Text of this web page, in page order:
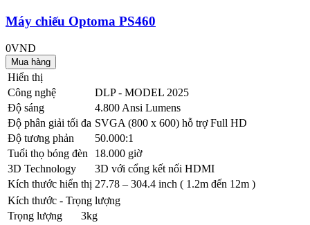
Máy chiếu Optoma PS460
0VND
Hiển thị
Công nghệ
DLP - MODEL 2025
Độ sáng
4.800 Ansi Lumens
Độ phân giải tối đa SVGA (800 x 600) hỗ trợ Full HD
Độ tương phản
50.000:1
Tuổi thọ bóng đèn
18.000 giờ
3D Technology
3D với cổng kết nối HDMI
Kích thước hiển thị 27.78 – 304.4 inch ( 1.2m đến 12m )
Kích thước - Trọng lượng
Trọng lượng
3kg